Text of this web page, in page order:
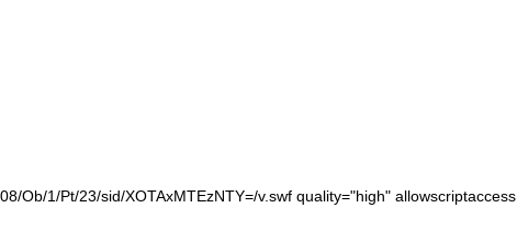
Ob/1/Pt/23/sid/XOTAxMTEzNTY=/v.swf quality="high" allowscriptaccess